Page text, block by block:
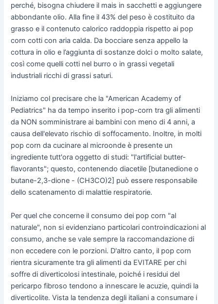
perché, bisogna chiudere il mais in sacchetti e aggiungere
abbondante olio. Alla fine il 43% del peso è costituito da
grasso e il contenuto calorico raddoppia rispetto ai pop
corn cotti con aria calda. Da bocciare senza appello la
cottura in olio e l’aggiunta di sostanze dolci o molto salate,
così come quelli cotti nel burro o in grassi vegetali
industriali ricchi di grassi saturi.
Iniziamo col precisare che la "American Academy of
Pediatrics" ha da tempo inserito i pop-corn tra gli alimenti
da NON somministrare ai bambini con meno di 4 anni, a
causa dell'elevato rischio di soffocamento. Inoltre, in molti
pop corn da cucinare al microonde è presente un
ingrediente tutt'ora oggetto di studi: "l'artificial butter-
flavorants"; questo, contenendo diacetile [butanedione o
butane-2,3-dione - (CH3CO)2] può essere responsabile
dello scatenamento di malattie respiratorie.
Per quel che concerne il consumo dei pop corn "al
naturale", non si evidenziano particolari controindicazioni al
consumo, anche se vale sempre la raccomandazione di
non eccedere con le porzioni. D'altro canto, il pop corn
rientra sicuramente tra gli alimenti da EVITARE per chi
soffre di diverticolosi intestinale, poiché i residui del
pericarpo fibroso tendono a innescare le acuzie, quindi la
diverticolite. Vista la tendenza degli italiani a consumare i